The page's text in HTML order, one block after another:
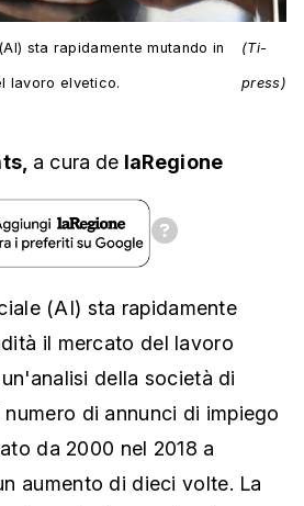
sta rapidamente mutando in
lavoro elvetico.
(Ti-
press)
a cura de laRegione
(AI) sta rapidamente
il mercato del lavoro
della società di
di annunci di impiego
da 2000 nel 2018 a
aumento di dieci volte. La